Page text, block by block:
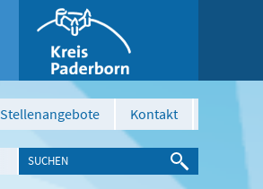
Stellenangebote Kontakt